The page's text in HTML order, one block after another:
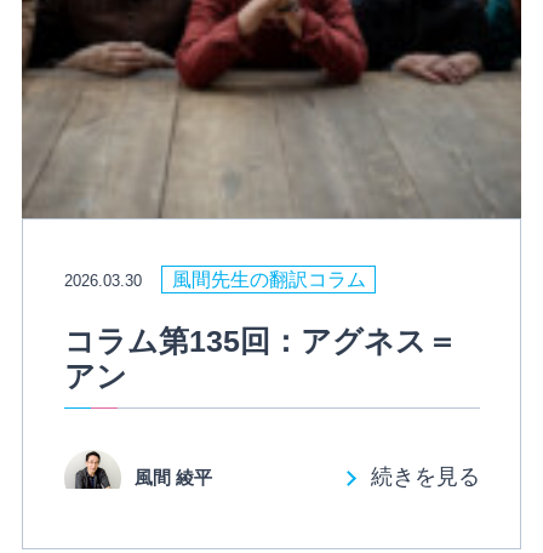
2026.03.30 風間先生の翻訳コラム
コラム第135回：アグネス＝
アン
風間 綾平 続きを見る